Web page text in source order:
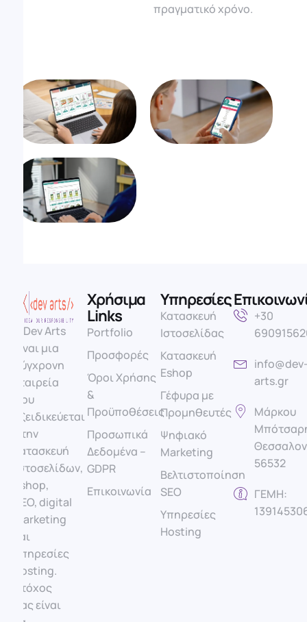
πραγματικό χρόνο.
Η Dev Arts
είναι μια
σύγχρονη
εταιρεία
που
εξειδικεύεται
στην
κατασκευή
ιστοσελίδων,
eshop,
SEO, digital
marketing
και
υπηρεσίες
hosting.
Στόχος
μας είναι
Χρήσιμα
Links
Portfolio
Προσφορές
Όροι Χρήσης
&
Προϋποθέσεις
Προσωπικά
Δεδομένα –
GDPR
Επικοινωνία
Υπηρεσίες
Κατασκευή
Ιστοσελίδας
Κατασκευή
Eshop
Γέφυρα με
Προμηθευτές​
Ψηφιακό
Marketing
Βελτιστοποίηση
SEO
Υπηρεσίες
Hosting
+30
arts.gr
Μάρκου
56532
ΓΕΜΗ: